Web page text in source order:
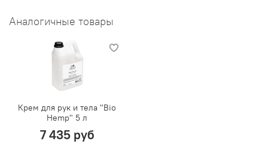
Аналогичные товары
Крем для рук и тела "Bio
Hemp" 5 л
7 435 руб